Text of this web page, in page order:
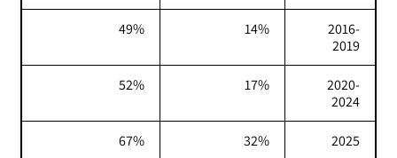
2016-
2019
14%
49%
2020-
2024
17%
52%
2025
32%
67%